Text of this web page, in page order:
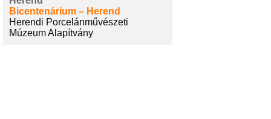
Bicentenárium – Herend
Herendi Porcelánművészeti
Múzeum Alapítvány